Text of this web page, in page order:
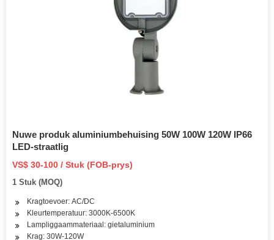
Nuwe produk aluminiumbehuising 50W 100W 120W IP66
LED-straatlig
VS$ 30-100 / Stuk (FOB-prys)
1 Stuk (MOQ)
Kragtoevoer: AC/DC
Kleurtemperatuur: 3000K-6500K
Lampliggaammateriaal: gietaluminium
Krag: 30W-120W